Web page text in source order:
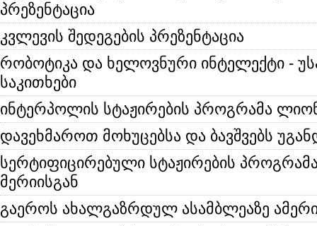
პრეზენტაცია
კვლევის შედეგების პრეზენტაცია
რობოტიკა და ხელოვნური ინტელექტი -
საკითხები
ინტერპოლის სტაჟირების პროგრამა
დავეხმაროთ მოხუცებსა და ბავშვებს
სერტიფიცირებული სტაჟირების
მერიისგან
გაეროს ახალგაზრდულ ასამბლეაზე